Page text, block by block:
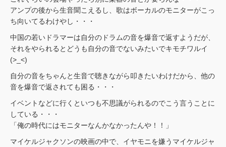
アンプの後から生音聞こえるし、歌はボーカルのモニターがこっ
ち向いてるわけやし・・・
中国の若いドラマーは自分のドラムの音を爆音で返すようだが、
それをやられるとどうも自分の音でないみたいでキモチワルイ
(>_<)
自分の音をちゃんと生音で聴きながら叩きたいわけだから、他の
音を爆音で返されても困る・・・
イベントなどに行くといつも不思議がられるのでこう言うことに
している・・・
「俺の時代にはモニターなんかなかったんや！！」
マイケルジャクソンの映画の中で、イヤモニを嫌うマイケルジャ